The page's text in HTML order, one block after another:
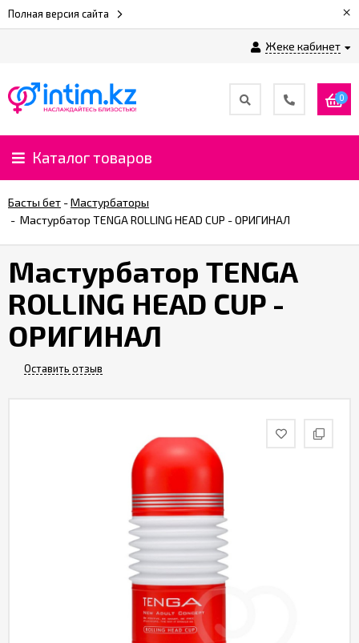
Полная версия сайта ×
Жеке кабинет
0
Каталог товаров
Басты бет -Мастурбаторы
- Мастурбатор TENGA ROLLING HEAD CUP - ОРИГИНАЛ
Мастурбатор TENGA
ROLLING HEAD CUP -
ОРИГИНАЛ
Оставить отзыв